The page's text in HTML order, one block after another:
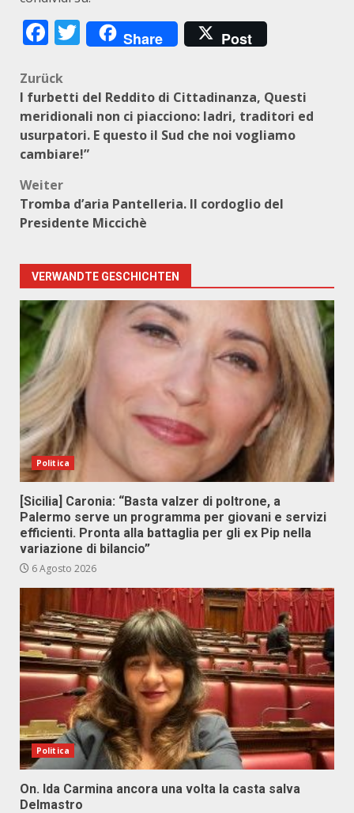
Facebook
Twitter
Share Post
Beitragsnavigation
Zurück
I furbetti del Reddito di Cittadinanza, Questi
meridionali non ci piacciono: ladri, traditori ed
usurpatori. E questo il Sud che noi vogliamo
cambiare!”
Weiter
Tromba d’aria Pantelleria. Il cordoglio del
Presidente Miccichè
VERWANDTE GESCHICHTEN
Politica
[Sicilia] Caronia: “Basta valzer di poltrone, a
Palermo serve un programma per giovani e servizi
efficienti. Pronta alla battaglia per gli ex Pip nella
variazione di bilancio”
6 Agosto 2026
Politica
On. Ida Carmina ancora una volta la casta salva
Delmastro